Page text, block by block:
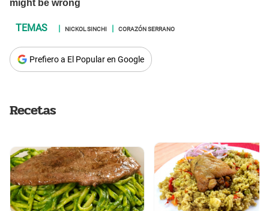
NICKOL SINCHI CORAZÓN SERRANO
Prefiero a El Popular en Google
Recetas